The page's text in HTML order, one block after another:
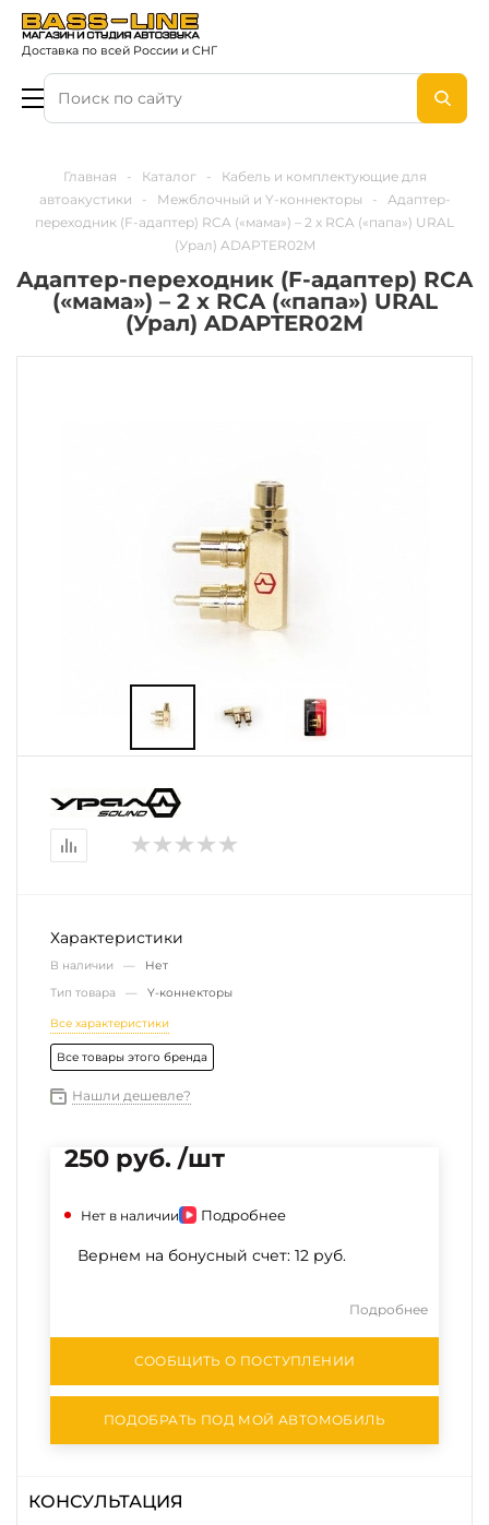
Доставка по всей России и СНГ
Главная - Каталог -
Кабель и комплектующие для
автоакустики
- Межблочный и Y-коннекторы -
Адаптер-
переходник (F-адаптер) RCA («мама») – 2 x RCA («папа») URAL
(Урал) ADAPTER02M
Адаптер-переходник (F-адаптер) RCA
(«мама») – 2 x RCA («папа») URAL
(Урал) ADAPTER02M
Характеристики
В наличии — Нет
Тип товара — Y-коннекторы
Все характеристики
Все товары этого бренда
Нашли дешевле?
250 руб. /шт
Нет в наличии Подробнее
Вернем на бонусный счет: 12 руб.
Подробнее
СООБЩИТЬ О ПОСТУПЛЕНИИ
ПОДОБРАТЬ ПОД МОЙ АВТОМОБИЛЬ
КОНСУЛЬТАЦИЯ